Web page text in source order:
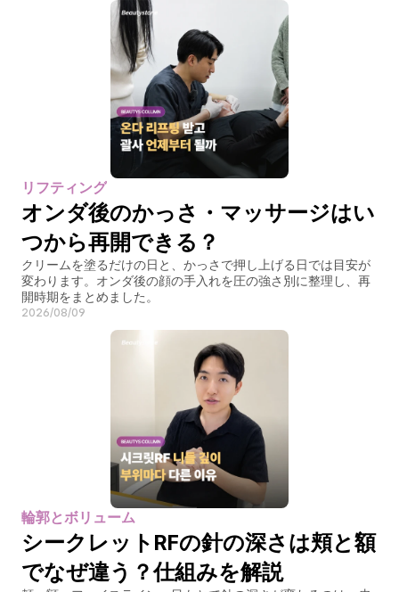
リフティング
オンダ後のかっさ・マッサージはい
つから再開できる？
クリームを塗るだけの日と、かっさで押し上げる日では目安が
変わります。オンダ後の顔の手入れを圧の強さ別に整理し、再
開時期をまとめました。
2026/08/09
輪郭とボリューム
シークレットRFの針の深さは頬と額
でなぜ違う？仕組みを解説